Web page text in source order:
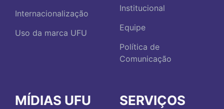
Internacionalização
Uso da marca UFU
Institucional
Equipe
Política de
Comunicação
MÍDIAS UFU SERVIÇOS